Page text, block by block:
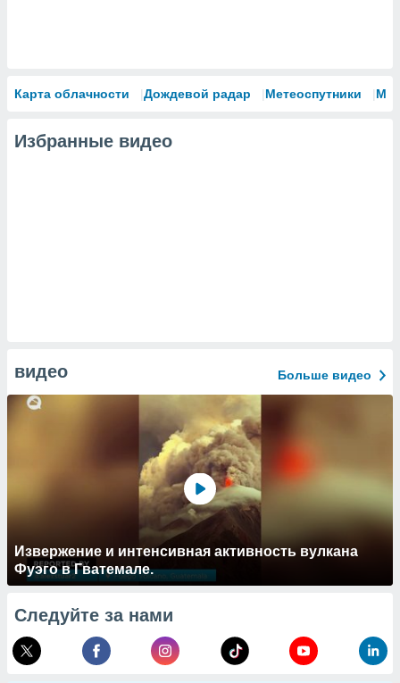
Карта облачности Дождевой радар Метеоспутники
Избранные видео
видео Больше видео
Извержение и интенсивная активность вулкана
Фуэго в Гватемале.
Следуйте за нами